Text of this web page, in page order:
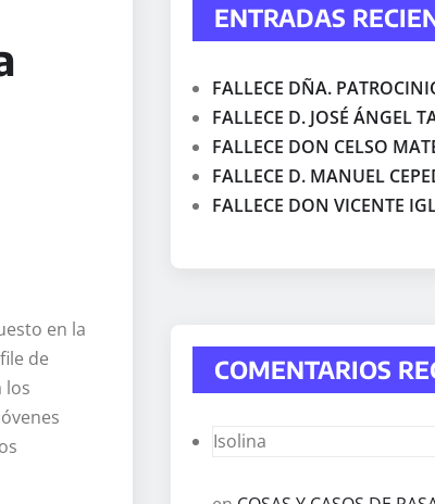
en la
de
los
ENTRADAS
FALLECE DÑA.
FALLECE D. JOSÉ ÁNGEL
FALLECE DON CELSO
FALLECE D. MANUEL
FALLECE DON VICENTE
COMENTARIOS
Isolina